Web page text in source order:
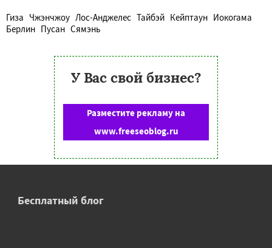
Гиза Чжэнчжоу Лос-Анджелес Тайбэй Кейптаун Иокогама
Берлин Пусан Сямэнь
У Вас свой бизнес?
Разместите рекламу на
www.freeseoblog.ru
Бесплатный блог